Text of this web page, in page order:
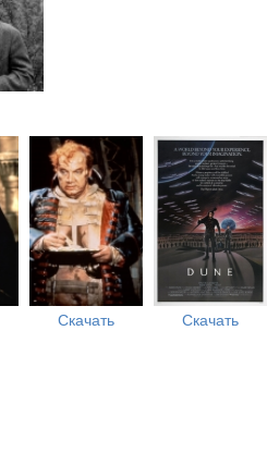
Скачать Скачать